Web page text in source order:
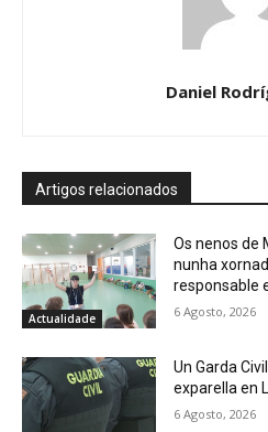
Daniel
Artigos relacionados
Actualidade
Os nenos de
nunha
responsable
6 Agosto, 2026
Un Garda
exparella en
6 Agosto, 2026